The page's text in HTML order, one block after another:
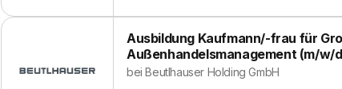
Ausbildung Kaufmann/-frau für
Außenhandelsmanagement (m/w/
beiBeutlhauser Holding GmbH